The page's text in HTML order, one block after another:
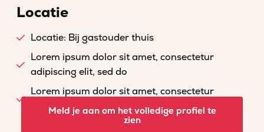
Locatie
Locatie: Bij gastouder thuis
Lorem ipsum dolor sit amet, consectetur
adipiscing elit, sed do
Lorem ipsum dolor sit amet, consectetur
adipiscing elit, sed do
Lorem ipsum dolor sit amet, consectetur
Meld je aan om het volledige profiel te
zien